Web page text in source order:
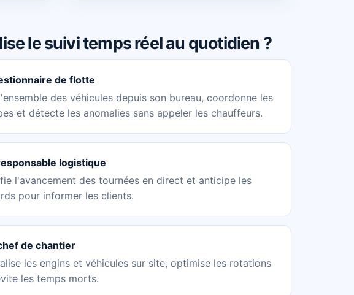
le suivi temps réel au quotidien ?
de flotte
des véhicules depuis son bureau, coordonne les
et détecte les anomalies sans appeler les chauffeurs.
logistique
l'avancement des tournées en direct et anticipe les
pour informer les clients.
de chantier
les engins et véhicules sur site, optimise les rotations
les temps morts.